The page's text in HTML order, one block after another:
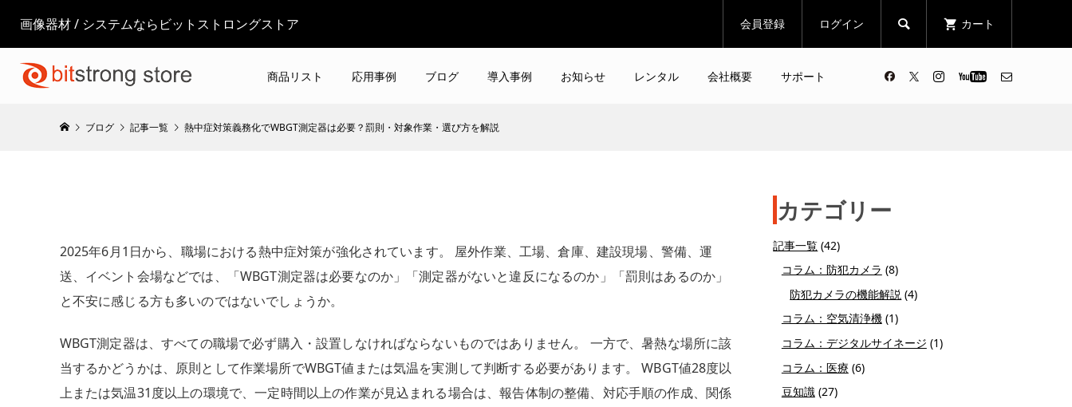
画像器材 / システムならビットストロングストア 会員登録 ログイン  カート
商品リスト 応用事例 ブログ 導入事例 お知らせ レンタル 会社概要 サポート
ブログ 記事一覧 熱中症対策義務化でWBGT測定器は必要？罰則・対象作業・選び方を解説
熱中症対策義務化で
罰則・対象作業・選び方をわかりやすく解説
2025年6月1日から、職場における熱中症対策が強化されています。 屋外作業、工場、倉庫、建設現場、警備、運
送、イベント会場などでは、「WBGT測定器は必要なのか」「測定器がないと違反になるのか」「罰則はあるのか」
と不安に感じる方も多いのではないでしょうか。
WBGT測定器は、すべての職場で必ず購入・設置しなければならないものではありません。 一方で、暑熱な場所に該
当するかどうかは、原則として作業場所でWBGT値または気温を実測して判断する必要があります。 WBGT値28度以
上または気温31度以上の環境で、一定時間以上の作業が見込まれる場合は、報告体制の整備、対応手順の作成、関係
カテゴリー
記事一覧 (42)
コラム：防犯カメラ (8)
防犯カメラの機能解説 (4)
コラム：空気清浄機(1)
コラム：デジタルサイネージ (1)
コラム：医療 (6)
豆知識(27)